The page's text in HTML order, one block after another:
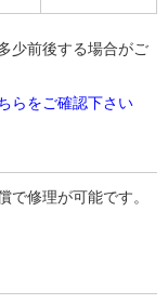
少前後する場合がご
らをご確認下さい
で修理が可能です。